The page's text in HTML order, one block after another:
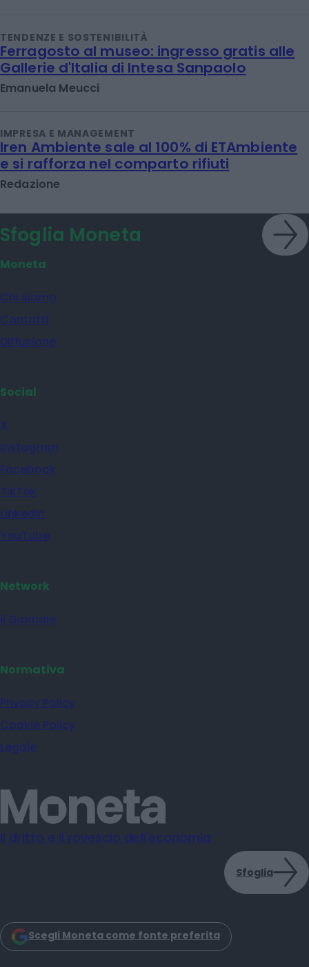
TENDENZE E SOSTENIBILITÀ
Ferragosto al museo: ingresso gratis alle
Gallerie d'Italia di Intesa Sanpaolo
Emanuela Meucci
IMPRESA E MANAGEMENT
Iren Ambiente sale al 100% di ETAmbiente
e si rafforza nel comparto rifiuti
Redazione
Sfoglia Moneta
Moneta
Chi siamo
Contatti
Diffusione
Social
X
Instagram
Facebook
TikTok
Linkedin
YouTube
Network
il Giornale
Normativa
Privacy Policy
Cookie Policy
Legale
Il dritto e il rovescio dell'economia
Sfoglia
Scegli Moneta come fonte preferita